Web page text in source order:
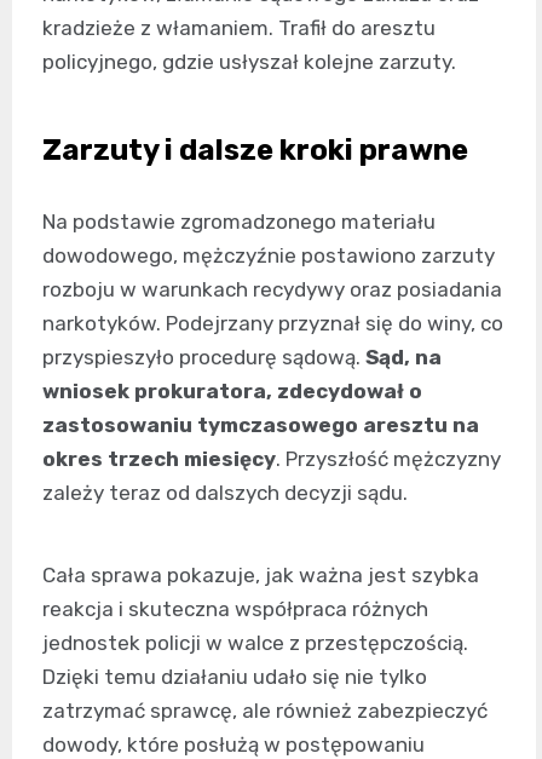
kradzieże z włamaniem. Trafił do aresztu
policyjnego, gdzie usłyszał kolejne zarzuty.
Zarzuty i dalsze kroki prawne
Na podstawie zgromadzonego materiału
dowodowego, mężczyźnie postawiono zarzuty
rozboju w warunkach recydywy oraz posiadania
narkotyków. Podejrzany przyznał się do winy, co
przyspieszyło procedurę sądową. Sąd, na
wniosek prokuratora, zdecydował o
zastosowaniu tymczasowego aresztu na
okres trzech miesięcy. Przyszłość mężczyzny
zależy teraz od dalszych decyzji sądu.
Cała sprawa pokazuje, jak ważna jest szybka
reakcja i skuteczna współpraca różnych
jednostek policji w walce z przestępczością.
Dzięki temu działaniu udało się nie tylko
zatrzymać sprawcę, ale również zabezpieczyć
dowody, które posłużą w postępowaniu